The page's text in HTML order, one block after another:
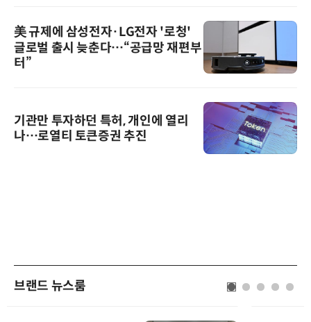
美 규제에 삼성전자·LG전자 '로청'
글로벌 출시 늦춘다…“공급망 재편부
터”
기관만 투자하던 특허, 개인에 열리
나…로열티 토큰증권 추진
브랜드 뉴스룸